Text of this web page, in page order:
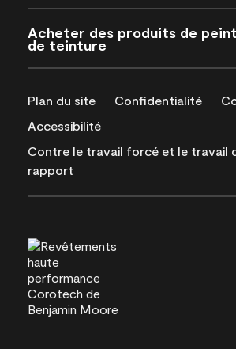
Acheter des produits de
de teinture
Plan du site Confidentialité
Accessibilité
Contre le travail forcé et le travail
rapport